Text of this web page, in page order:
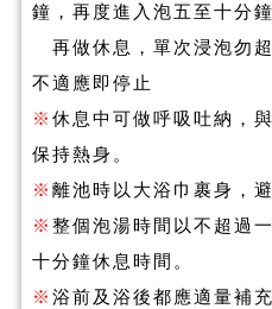
鐘，再度進入泡五至十分鐘
再做休息，單次浸泡勿
不適應即停止
※ 休息中可做呼吸吐納，
保持熱身。
※ 離池時以大浴巾裹身，避
※ 整個泡湯時間以不超過
十分鐘休息時間。
※ 浴前及浴後都應適量補充